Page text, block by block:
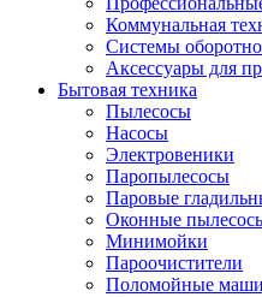
Коммунальная
Системы
Аксессуары для
Бытовая техника
Пылесосы
Насосы
Электровеники
Паропылесосы
Паровые
Оконные
Минимойки
Пароочистители
Поломойные